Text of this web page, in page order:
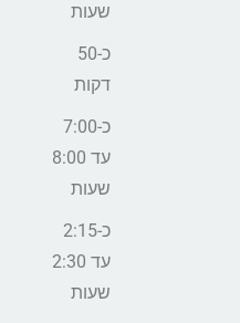
שעות
כ-50
דקות
כ-7:00
עד 8:00
שעות
כ-2:15
עד 2:30
שעות